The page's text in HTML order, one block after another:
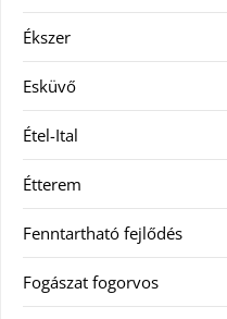
Ékszer
Esküvő
Étel-Ital
Étterem
Fenntartható fejlődés
Fogászat fogorvos